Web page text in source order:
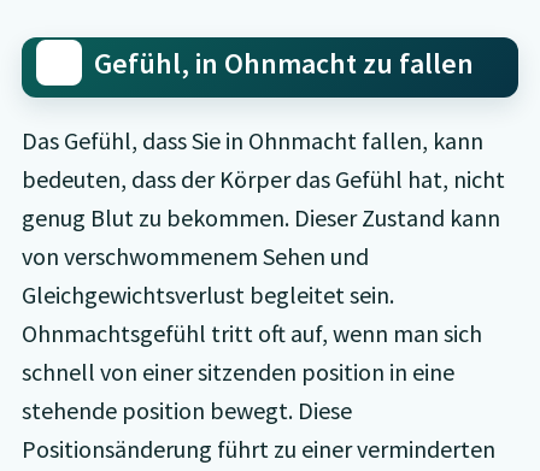
Gefühl, in Ohnmacht zu fallen
Das Gefühl, dass Sie in Ohnmacht fallen, kann
bedeuten, dass der Körper das Gefühl hat, nicht
genug Blut zu bekommen. Dieser Zustand kann
von verschwommenem Sehen und
Gleichgewichtsverlust begleitet sein.
Ohnmachtsgefühl tritt oft auf, wenn man sich
schnell von einer sitzenden position in eine
stehende position bewegt. Diese
Positionsänderung führt zu einer verminderten